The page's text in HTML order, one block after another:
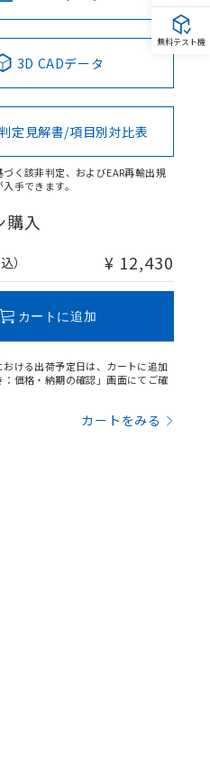
3D CADデータ
定見解書/項目別対比表
く該非判定、およびEAR再輸出規
手できます。
購入
） ¥ 12,430
カートに追加
おける出荷予定日は、カートに追加
価格・納期の確認」画面にてご確
カートをみる
無料テスト機